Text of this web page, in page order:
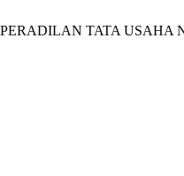
TATA USAHA